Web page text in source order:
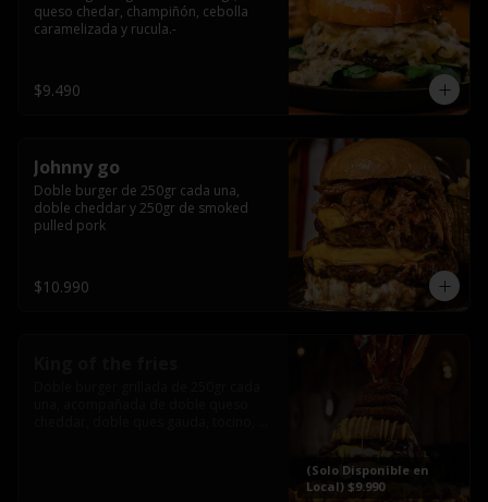
queso chedar, champiñón, cebolla
caramelizada y rucula.-
$9.490
Johnny go
Doble burger de 250gr cada una,
doble cheddar y 250gr de smoked
pulled pork
$10.990
(Solo Disponible en
Local) $9.990